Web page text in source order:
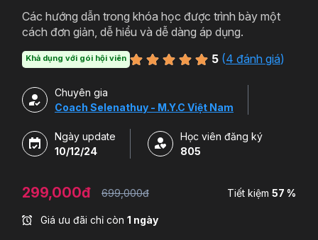
Các hướng dẫn trong khóa học được trình bày một
cách đơn giản, dễ hiểu và dễ dàng áp dụng.
Khả dụng với gói hội viên 5 (4 đánh giá)
Chuyên gia
Coach Selenathuy - M.Y.C Việt Nam
Ngày update
10/12/24
Học viên đăng ký
805
299,000đ 699,000đ Tiết kiệm 57 %
Giá ưu đãi chỉ còn 1 ngày